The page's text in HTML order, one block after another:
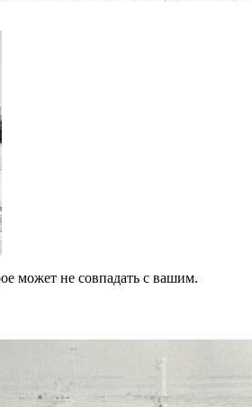
может не совпадать с вашим.